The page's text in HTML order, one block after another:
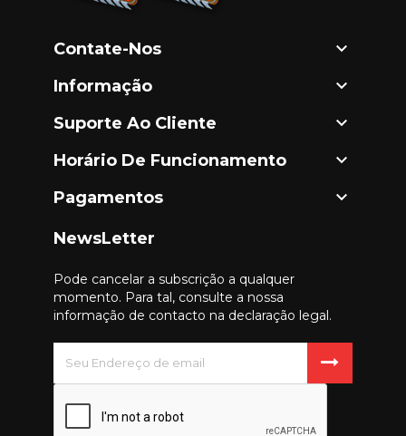
Contate-Nos 
Informação 
Suporte Ao Cliente 
Horário De Funcionamento 
Pagamentos 
NewsLetter
Pode cancelar a subscrição a qualquer
momento. Para tal, consulte a nossa
informação de contacto na declaração legal.